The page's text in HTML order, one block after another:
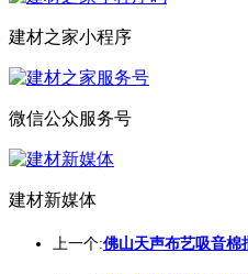
建材之家小程序
微信公众服务号
建材新媒体
上一个:佛山天声布艺吸音棉